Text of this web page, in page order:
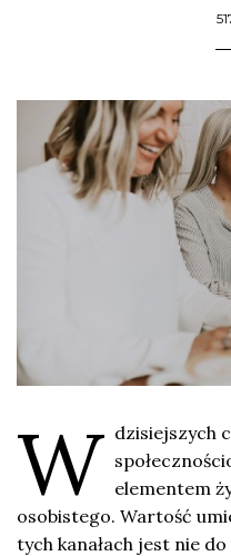
W dzisiejszych
elementem
osobistego. Wartość
tych kanałach jest nie